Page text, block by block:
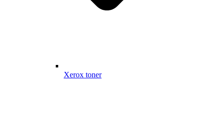
Xerox toner